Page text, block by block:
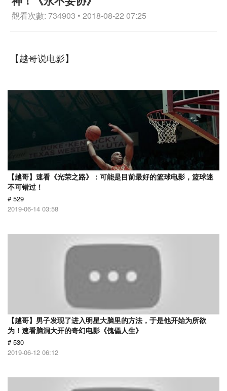
觀看次數: 734903 • 2018-08-22 07:25
【越哥说电影】
【越哥】速看《光荣之路》：可能是目前最好的篮球电影，篮球迷
不可错过！
# 529
2019-06-14 03:58
【越哥】男子发现了进入明星大脑里的方法，于是他开始为所欲
为！速看脑洞大开的奇幻电影《傀儡人生》
# 530
2019-06-12 06:12